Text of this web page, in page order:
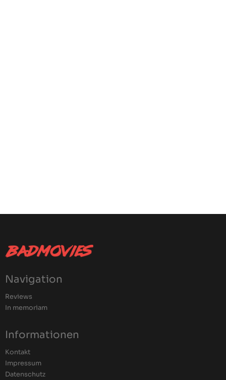
Navigation
Reviews
In memoriam
Informationen
Kontakt
Impressum
Datenschutz